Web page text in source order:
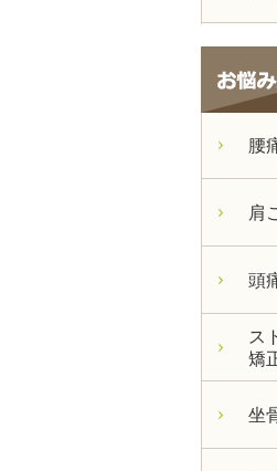
腰
肩
頭
ス
矯
坐